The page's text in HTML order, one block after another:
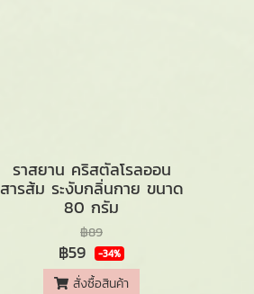
ราสยาน คริสตัลโรลออน
สารส้ม ระงับกลิ่นกาย ขนาด
80 กรัม
฿89
฿59 -34%
สั่งซื้อสินค้า